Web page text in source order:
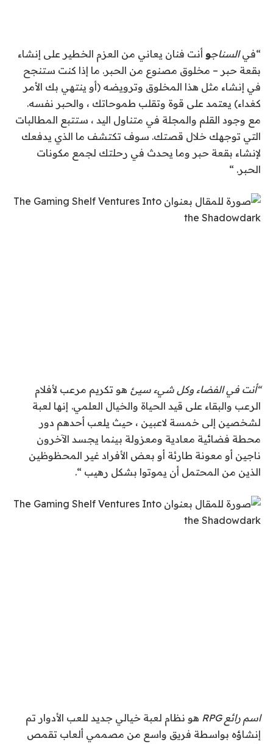
“فيالسناجو أنت فنان يعاني من العزم الخطير على إنشاء
بقعة حبر – مخلوق مصنوع من الحبر. ما إذا كنت ستنجح
في إنشاء مثل هذا المخلوق وترويضه (أو ينتهي بك الأمر
كغداء) يعتمد على قوة وتقلب طموحاتك ، والحبر نفسه.
مع وجود القلم والمجلة في متناول اليد ، ستتبع المطالبات
التي توجهك خلال قصتك. سوف تكتشف ما الذي يدفعك
لإنشاء بقعة حبر وما يحدث في رحلتك لجمع مكونات
الحبر. “
“أنت في الفضاء وكل شيء سيئ هو تكريم مرعب لأفلام
الرعب والبقاء على قيد الحياة والخيال العلمي. إنها لعبة
لشخصين إلى خمسة لاعبين ، حيث يلعب أحدهم دور
محطة فضائية معادية ومعزولة بينما يجسد الآخرون
ناجين أو معونة طارئة أو بعض الأفراد غير المحظوظين
الذين من المحتمل أن يموتوا بشكل رهيب “.
اسم رائع RPG
هو نظام لعبة خيالي جديد للعب الأدوار تم
إنشاؤه بواسطة فريق واسع من مصممي ألعاب تقمص